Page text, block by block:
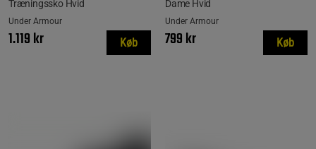
Træningssko Hvid
Under Armour
1.119 kr Køb
Dame Hvid
Under Armour
799 kr Køb